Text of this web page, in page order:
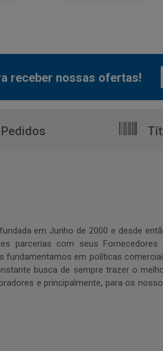
receber nossas ofertas!
em Junho de 2000 e desde
parcerias com seus Fornecedores
fundamentamos em políticas
busca de sempre trazer o
e principalmente, para os